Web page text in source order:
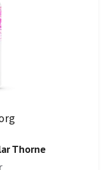
Thorne